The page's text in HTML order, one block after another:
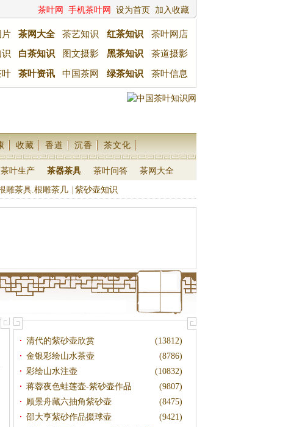
茶叶网 手机茶叶网 设为首页 加入收藏
片 茶网大全 茶艺知识 红茶知识
茶叶网店
白茶知识 图文摄影 黑茶知识 茶道摄影
叶 茶叶资讯 中国茶网 绿茶知识 茶叶信息
收藏 香道 沉香 茶文化
茶叶生产 茶器茶具 茶叶问答 茶网大全
雕茶具.根雕茶几 紫砂壶知识
(13812)
清代的紫砂壶欣赏
(8786)
金银彩绘山水茶壶
(10832)
彩绘山水注壶
(9807)
蒋蓉夜色蛙莲壶-紫砂壶作品
(8475)
顾景舟藏六抽角紫砂壶
(9421)
邵大亨紫砂作品掇球壶